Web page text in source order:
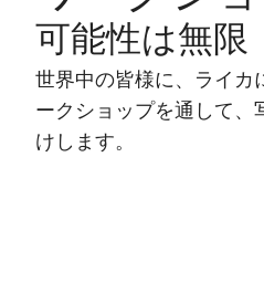
可能性は無限
世界中の皆様に、ライカ
ークショップを通して、
けします。